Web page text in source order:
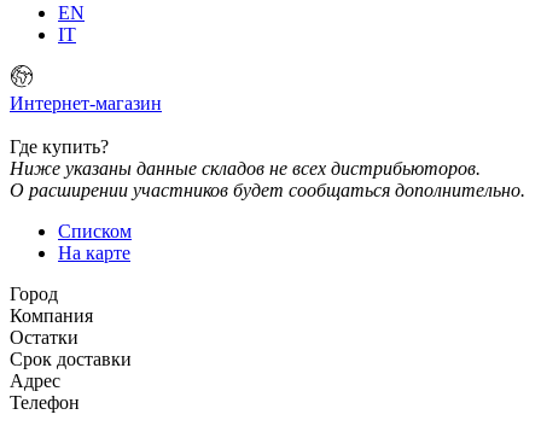
EN
IT
Интернет-магазин
Где купить?
Ниже указаны данные складов не всех дистрибьюторов.
О расширении участников будет сообщаться дополнительно.
Списком
На карте
Город
Компания
Остатки
Срок доставки
Адрес
Телефон